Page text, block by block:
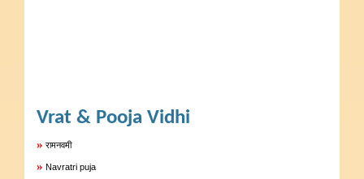
Vrat & Pooja Vidhi
» रामनवमी
» Navratri puja